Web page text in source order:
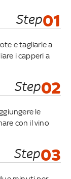
Step01
e tagliarle a
i capperi a
Step02
le
con il vino
Step03